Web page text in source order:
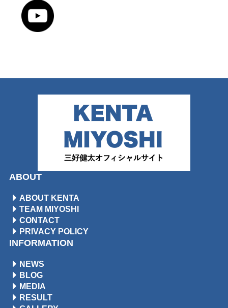
ABOUT
ABOUT KENTA
TEAM MIYOSHI
CONTACT
PRIVACY POLICY
INFORMATION
NEWS
BLOG
MEDIA
RESULT